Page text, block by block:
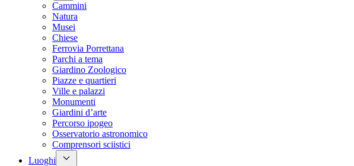
Cammini
Natura
Musei
Chiese
Ferrovia Porrettana
Parchi a tema
Giardino Zoologico
Piazze e quartieri
Ville e palazzi
Monumenti
Giardini d’arte
Percorso ipogeo
Osservatorio astronomico
Comprensori sciistici
Luoghi